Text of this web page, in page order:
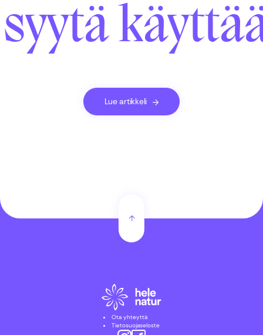
Lue artikkeli
Ota yhteyttä
Tietosuojaseloste